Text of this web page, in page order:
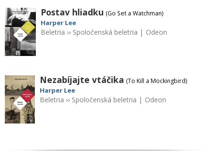
Postav hliadku (Go Set a Watchman)
Harper Lee
Beletria ›› Spoločenská beletria | Odeon
Nezabíjajte vtáčika (To Kill a Mockingbird)
Harper Lee
Beletria ›› Spoločenská beletria | Odeon